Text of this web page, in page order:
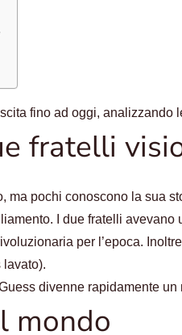
fino ad oggi,
fratelli
ma pochi conoscono la sua
I due fratelli
per l’epoca.
lavato).
divenne rapidamente
mondo